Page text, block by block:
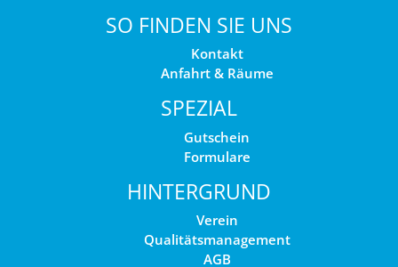
SO FINDEN SIE UNS
Kontakt
Anfahrt & Räume
SPEZIAL
Gutschein
Formulare
HINTERGRUND
Verein
Qualitätsmanagement
AGB